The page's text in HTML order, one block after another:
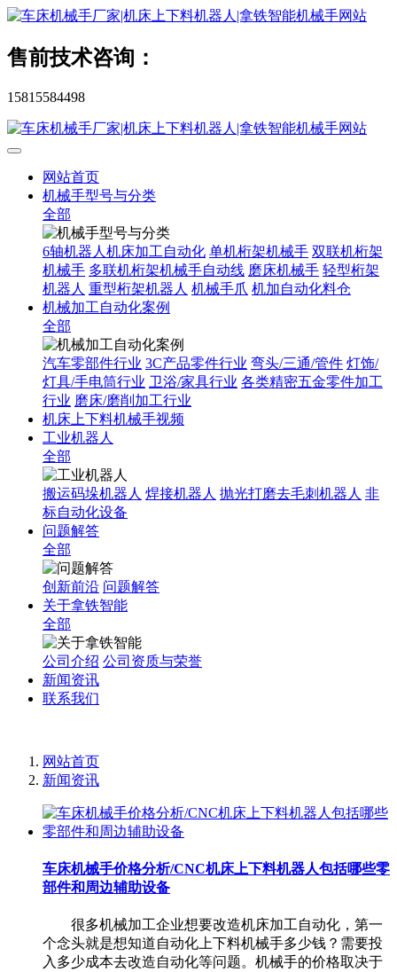
售前技术咨询：
15815584498
网站首页
机械手型号与分类
全部
6轴机器人机床加工自动化 单机桁架机械手 双联机桁架
机械手 多联机桁架机械手自动线 磨床机械手 轻型桁架
机器人 重型桁架机器人 机械手爪 机加自动化料仓
机械加工自动化案例
全部
汽车零部件行业 3C产品零件行业 弯头/三通/管件 灯饰/
灯具/手电筒行业 卫浴/家具行业 各类精密五金零件加工
行业 磨床/磨削加工行业
机床上下料机械手视频
工业机器人
全部
搬运码垛机器人 焊接机器人 抛光打磨去毛刺机器人 非
标自动化设备
问题解答
全部
创新前沿 问题解答
关于拿铁智能
全部
公司介绍 公司资质与荣誉
新闻资讯
联系我们
网站首页
新闻资讯
车床机械手价格分析/CNC机床上下料机器人包括哪些零
部件和周边辅助设备
很多机械加工企业想要改造机床加工自动化，第一
个念头就是想知道自动化上下料机械手多少钱？需要投
入多少成本去改造自动化等问题。机械手的价格取决于